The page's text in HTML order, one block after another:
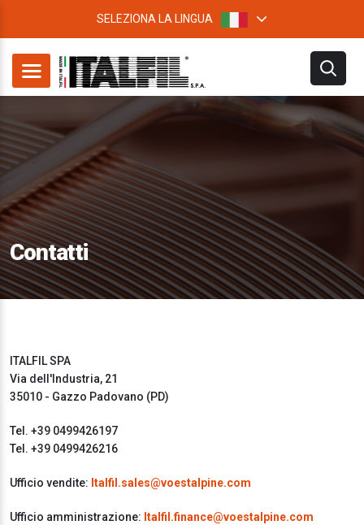
SELEZIONA LA LINGUA
Contatti
ITALFIL SPA
Via dell'Industria, 21
35010 - Gazzo Padovano (PD)
Tel. +39 0499426197
Tel. +39 0499426216
Ufficio vendite: Italfil.sales@voestalpine.com
Ufficio amministrazione: Italfil.finance@voestalpine.com